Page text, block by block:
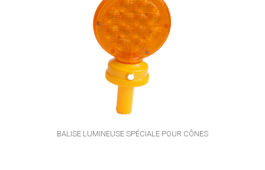
BALISE LUMINEUSE SPÉCIALE POUR CÔNES